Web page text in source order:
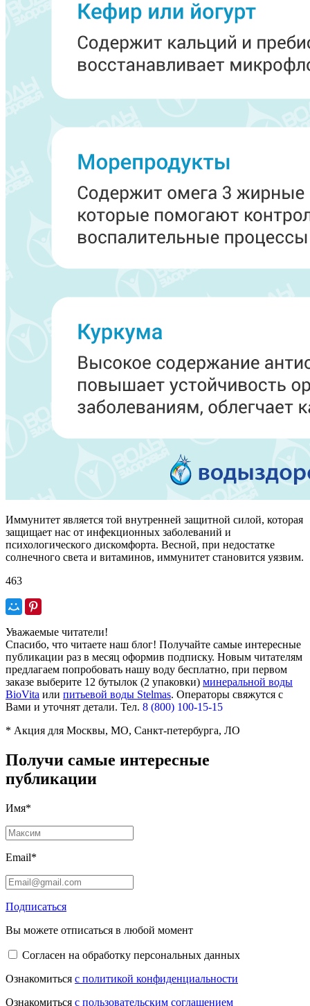
Иммунитет является той внутренней защитной силой, которая
защищает нас от инфекционных заболеваний и
психологического дискомфорта. Весной, при недостатке
солнечного света и витаминов, иммунитет становится уязвим.
463
Уважаемые читатели!
Спасибо, что читаете наш блог! Получайте самые интересные
публикации раз в месяц оформив подписку. Новым читателям
предлагаем попробовать нашу воду бесплатно, при первом
заказе выберите 12 бутылок (2 упаковки) минеральной воды
BioVita или питьевой воды Stelmas. Операторы свяжутся с
Вами и уточнят детали. Тел. 8 (800) 100-15-15
* Акция для Москвы, МО, Санкт-петербурга, ЛО
Получи самые интересные
публикации
Имя*
Email*
Подписаться
Вы можете отписаться в любой момент
Согласен на обработку персональных данных
Ознакомиться с политикой конфиденциальности
Ознакомиться с пользовательским соглашением